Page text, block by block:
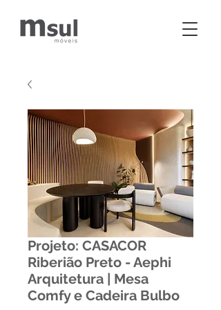
Projeto: CASACOR
Riberião Preto - Aephi
Arquitetura | Mesa
Comfy e Cadeira Bulbo